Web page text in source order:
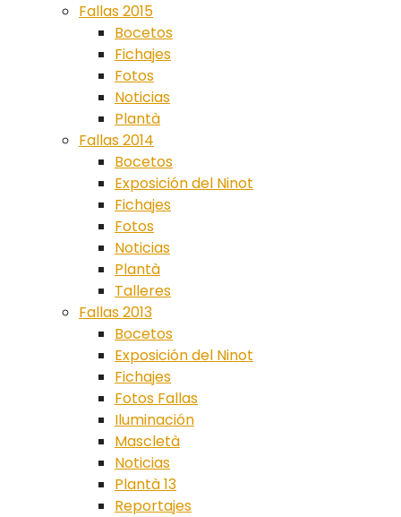
Fallas 2015
Bocetos
Fichajes
Fotos
Noticias
Plantà
Fallas 2014
Bocetos
Exposición del Ninot
Fichajes
Fotos
Noticias
Plantà
Talleres
Fallas 2013
Bocetos
Exposición del Ninot
Fichajes
Fotos Fallas
Iluminación
Mascletà
Noticias
Plantà 13
Reportajes